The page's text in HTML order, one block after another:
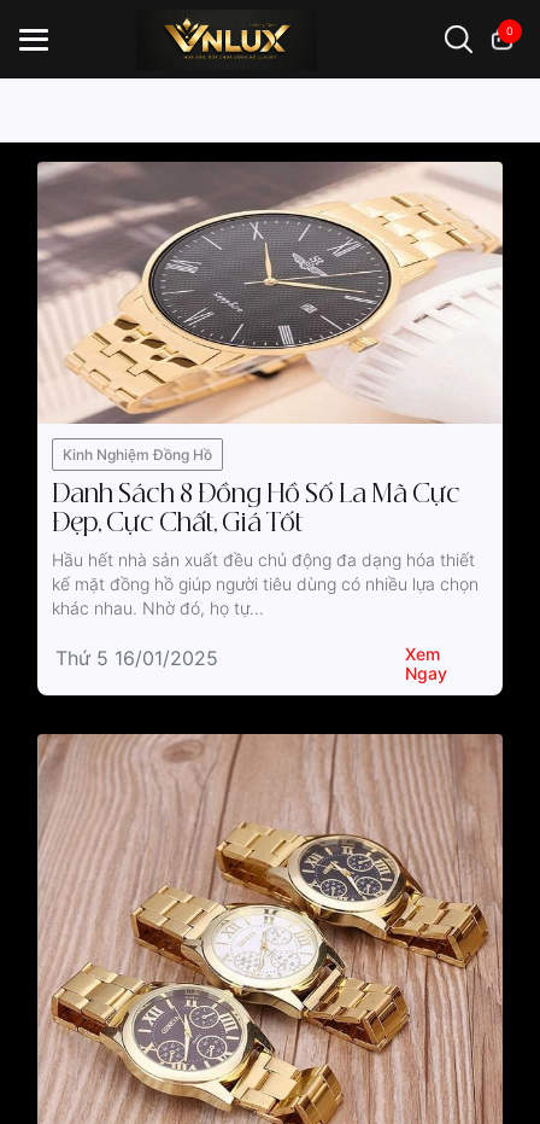
0
Đồng hồ casio đồng hồ G-Shock đồng hồ Orient ...
Kinh Nghiệm Đồng Hồ
Danh Sách 8 Đồng Hồ Số La Mã Cực
Đẹp, Cực Chất, Giá Tốt
Hầu hết nhà sản xuất đều chủ động đa dạng hóa thiết
kế mặt đồng hồ giúp người tiêu dùng có nhiều lựa chọn
khác nhau. Nhờ đó, họ tự...
Thứ 5 16/01/2025
Xem
Ngay